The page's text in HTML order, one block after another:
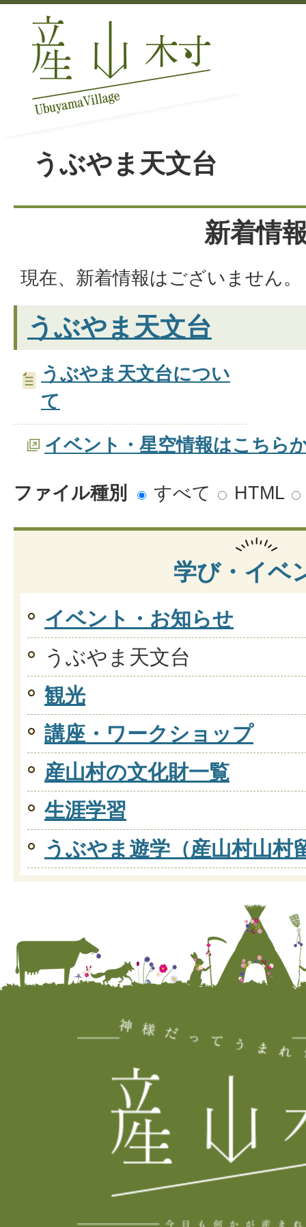
うぶやま天文台
新着情
現在、新着情報はございません。
うぶやま天文台
うぶやま天文台につい
て
イベント・星空情報はこちら
ファイル種別 すべて HTML
学び・イベ
イベント・お知らせ
うぶやま天文台
観光
講座・ワークショップ
産山村の文化財一覧
生涯学習
うぶやま遊学（産山村山村